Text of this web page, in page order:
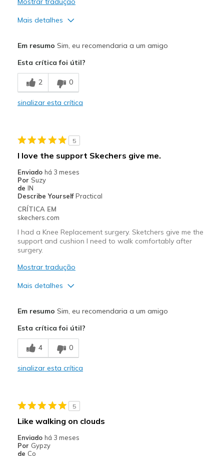
Mais detalhes
Breathe Well
Comfortable
Width
Sizing
Feels true to size
View On Shoes
Em resumo Sim, eu recomendaria a um amigo
Esta crítica foi útil?
2 0
sinalizar esta crítica
5
I love the support Skechers give me.
Enviado há 3 meses
Por Suzy
de IN
Describe Yourself Practical
CRÍTICA EM
skechers.com
I had a Knee Replacement surgery. Sketchers give me the
support and cushion I need to walk comfortably after
surgery.
Mostrar tradução
Mais detalhes
Breathe Well
Comfortable
Travel
Em resumo Sim, eu recomendaria a um amigo
Esta crítica foi útil?
4 0
sinalizar esta crítica
5
Like walking on clouds
Enviado há 3 meses
Por Gypzy
de Co